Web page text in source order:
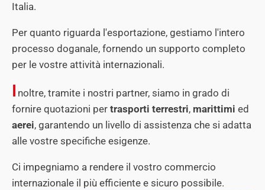
Italia.
Per quanto riguarda l'esportazione, gestiamo l'intero
processo doganale, fornendo un supporto completo
per le vostre attività internazionali.
I noltre, tramite i nostri partner, siamo in grado di
fornire quotazioni per trasporti terrestri, marittimi ed
aerei, garantendo un livello di assistenza che si adatta
alle vostre specifiche esigenze.
Ci impegniamo a rendere il vostro commercio
internazionale il più efficiente e sicuro possibile.